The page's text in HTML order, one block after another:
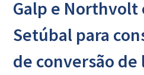
Galp e Northvolt
Setúbal para
de conversão